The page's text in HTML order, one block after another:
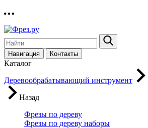
Навигация Контакты
Каталог
Деревообрабатывающий инструмент
Назад
Фрезы по дереву
Фрезы по дереву наборы